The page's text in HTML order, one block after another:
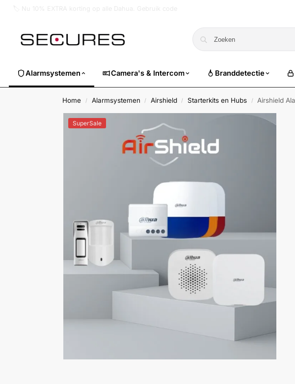
Alarmsystemen Camera's & Intercom Branddetectie
Home / Alarmsystemen / Airshield / Starterkits en Hubs / Airshield
SuperSale